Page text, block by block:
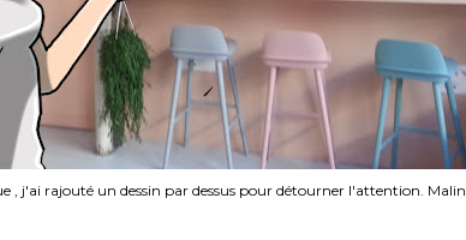
, j'ai rajouté un dessin par dessus pour détourner l'attention. Malin.